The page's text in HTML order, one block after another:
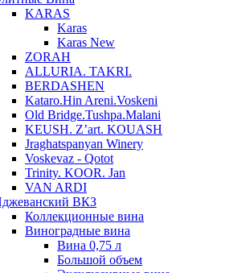
KARAS
Karas
Karas New
ZORAH
ALLURIA. TAKRI.
BERDASHEN
Kataro.Hin Areni.Voskeni
Old Bridge.Tushpa.Malani
KEUSH. Z’art. KOUASH
Jraghatspanyan Winery
Voskevaz - Qotot
Trinity. KOOR. Jan
VAN ARDI
ВКЗ
Коллекционные вина
Виноградные вина
Вина 0,75 л
Большой объем